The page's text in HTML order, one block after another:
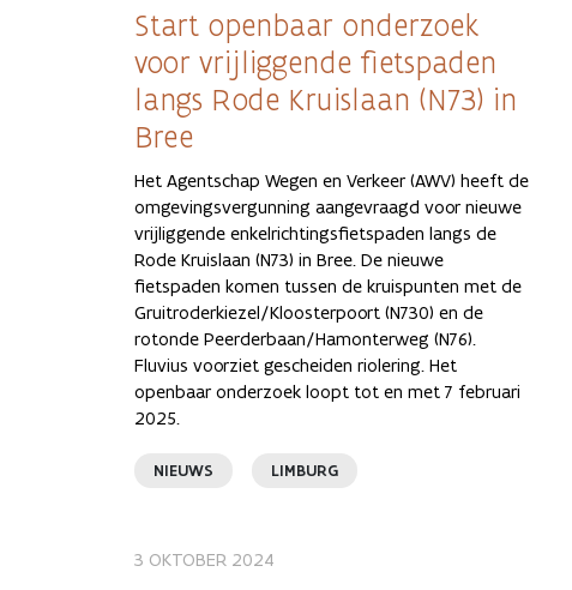
Start openbaar onderzoek
voor vrijliggende fietspaden
langs Rode Kruislaan (N73) in
Bree
Het Agentschap Wegen en Verkeer (AWV) heeft de
omgevingsvergunning aangevraagd voor nieuwe
vrijliggende enkelrichtingsfietspaden langs de
Rode Kruislaan (N73) in Bree. De nieuwe
fietspaden komen tussen de kruispunten met de
Gruitroderkiezel/Kloosterpoort (N730) en de
rotonde Peerderbaan/Hamonterweg (N76).
Fluvius voorziet gescheiden riolering. Het
openbaar onderzoek loopt tot en met 7 februari
2025.
NIEUWS LIMBURG
3 OKTOBER 2024